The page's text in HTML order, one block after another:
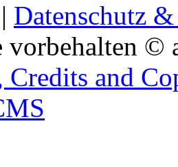
| Datenschutz
vorbehalten ©
and